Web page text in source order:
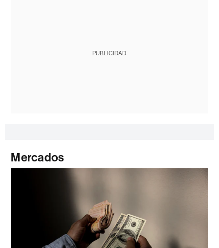
PUBLICIDAD
Mercados